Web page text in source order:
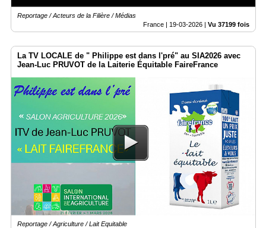
Reportage / Acteurs de la Filière / Médias
France | 19-03-2026 | Vu 37199 fois
La TV LOCALE de " Philippe est dans l'pré" au SIA2026 avec
Jean-Luc PRUVOT de la Laiterie Équitable FaireFrance
Reportage / Agriculture / Lait Equitable